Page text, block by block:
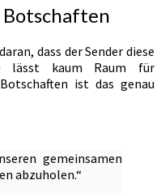
dass der Sender diese
lässt kaum Raum für
ist das genau
gemeinsamen
abzuholen.“